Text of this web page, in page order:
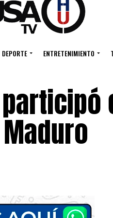
DEPORTE ENTRETENIMIENTO